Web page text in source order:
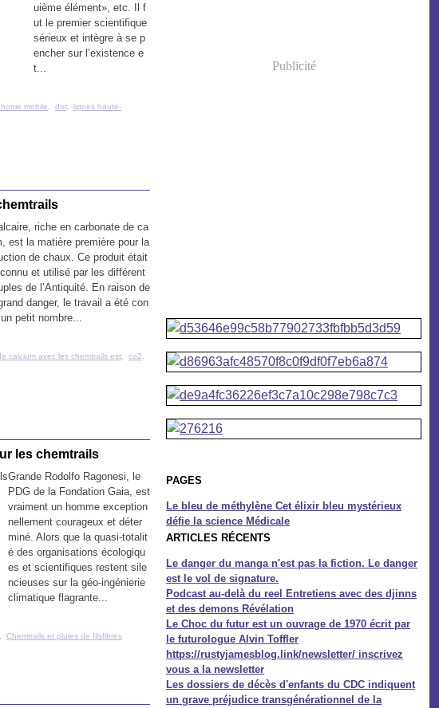
uième élément», etc. Il f
ut le premier scientifique
sérieux et intègre à se p
encher sur l’existence e
t...
mobile dor, lignes haute-
riche en carbonate de ca
est la matière première pour la
de chaux. Ce produit était
et utilisé par les différent
de l’Antiquité. En raison de
danger, le travail a été con
petit nombre...
calcium avec les chemtrails est co2
les chemtrails
Grande Rodolfo Ragonesi, le
PDG de la Fondation Gaia, est
vraiment un homme exception
nellement courageux et déter
miné. Alors que la quasi-totalit
é des organisations écologiqu
es et scientifiques restent sile
ncieuses sur la géo-ingénierie
climatique flagrante...
Chemtrails et pluies de filsfibres
Publicité
PAGES
Le bleu de méthylène Cet élixir bleu mystérieux
défie la science Médicale
ARTICLES RÉCENTS
Le danger du manga n'est pas la fiction. Le danger
est le vol de signature.
Podcast au-delà du reel Entretiens avec des djinns
et des demons Révélation
Le Choc du futur est un ouvrage de 1970 écrit par
le futurologue Alvin Toffler
https://rustyjamesblog.link/newsletter/ inscrivez
vous a la newsletter
Les dossiers de décès d'enfants du CDC indiquent
un grave préjudice transgénérationnel de la